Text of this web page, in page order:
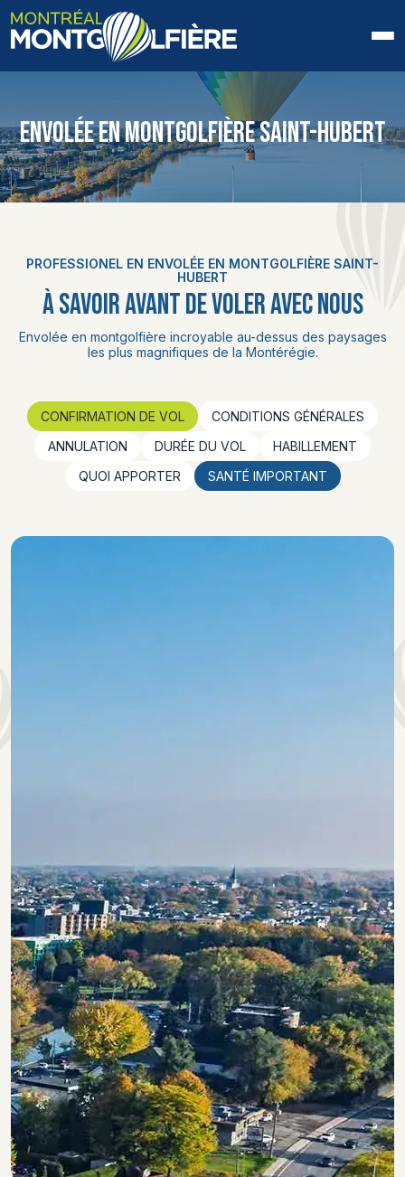
QUI SOMMES-NOUS
FAQ
PHOTOS ET VIDÉOS
ENVOLÉE EN MONTGOLFIÈRE SAINT-HUBERT
PROFESSIONEL EN ENVOLÉE EN MONTGOLFIÈRE SAINT-
HUBERT
À SAVOIR AVANT DE VOLER AVEC NOUS
Envolée en montgolfière incroyable au-dessus des paysages
les plus magnifiques de la Montérégie.
CONFIRMATION DE VOL
CONDITIONS GÉNÉRALES
ANNULATION
DURÉE DU VOL
HABILLEMENT
QUOI APPORTER
SANTÉ IMPORTANT